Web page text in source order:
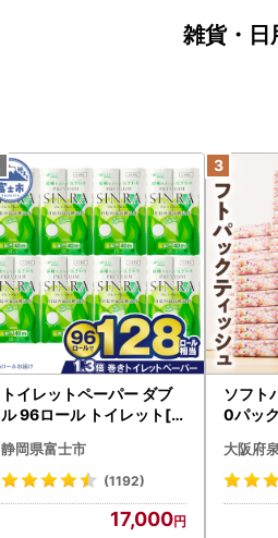
雑貨・日
トイレットペーパー ダブ
ル 96ロール トイレット[sf
静岡県富士市
(1192)
17,000
ソフト
0パッ
大阪府